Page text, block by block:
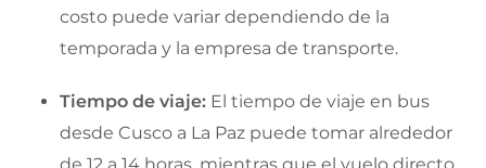
costo puede variar dependiendo de la
temporada y la empresa de transporte.
Tiempo de viaje: El tiempo de viaje en bus
desde Cusco a La Paz puede tomar alrededor